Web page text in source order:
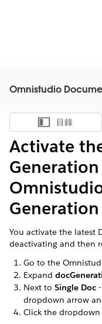
Omnistudio
顯示目錄
目錄
Activate
You activate the latest
deactivating and then
Go to the
Expand
Next to Single Doc
dropdown arrow
Click the